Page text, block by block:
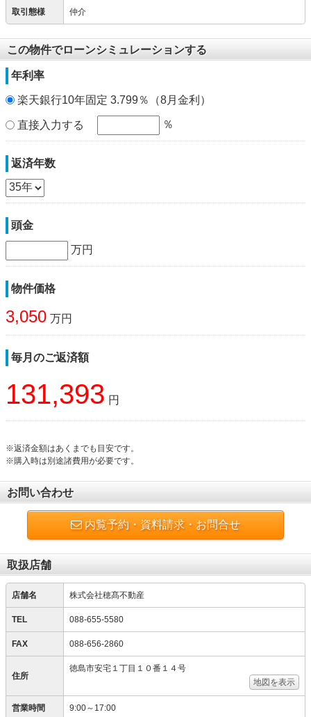
取引態様 仲介
この物件でローンシミュレーションする
年利率
楽天銀行10年固定 3.799％（8月金利）
直接入力する ％
返済年数
頭金
万円
物件価格
3,050 万円
毎月のご返済額
131,393 円
※返済金額はあくまでも目安です。
※購入時は別途諸費用が必要です。
お問い合わせ
内覧予約・資料請求・お問合せ
取扱店舗
店舗名 株式会社穂髙不動産
TEL 088-655-5580
FAX 088-656-2860
住所
徳島市安宅１丁目１０番１４号
地図を表示
営業時間 9:00～17:00